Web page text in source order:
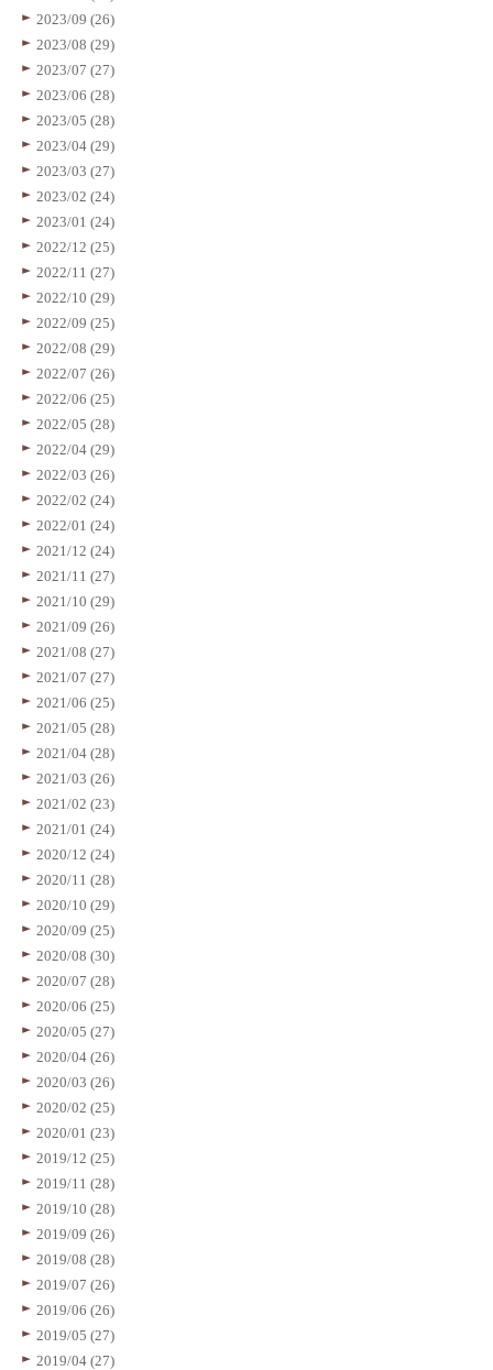
2023/09 (26)
2023/08 (29)
2023/07 (27)
2023/06 (28)
2023/05 (28)
2023/04 (29)
2023/03 (27)
2023/02 (24)
2023/01 (24)
2022/12 (25)
2022/11 (27)
2022/10 (29)
2022/09 (25)
2022/08 (29)
2022/07 (26)
2022/06 (25)
2022/05 (28)
2022/04 (29)
2022/03 (26)
2022/02 (24)
2022/01 (24)
2021/12 (24)
2021/11 (27)
2021/10 (29)
2021/09 (26)
2021/08 (27)
2021/07 (27)
2021/06 (25)
2021/05 (28)
2021/04 (28)
2021/03 (26)
2021/02 (23)
2021/01 (24)
2020/12 (24)
2020/11 (28)
2020/10 (29)
2020/09 (25)
2020/08 (30)
2020/07 (28)
2020/06 (25)
2020/05 (27)
2020/04 (26)
2020/03 (26)
2020/02 (25)
2020/01 (23)
2019/12 (25)
2019/11 (28)
2019/10 (28)
2019/09 (26)
2019/08 (28)
2019/07 (26)
2019/06 (26)
2019/05 (27)
2019/04 (27)